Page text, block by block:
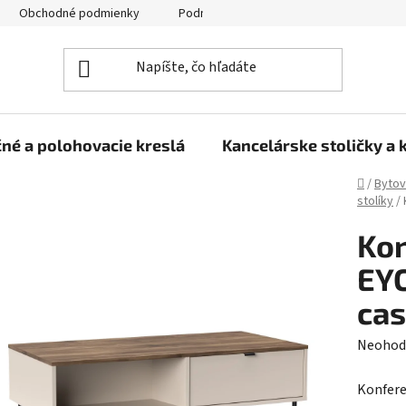
Obchodné podmienky Podmienky ochrany osobných údajov
a polohovacie kreslá Kancelárske stoličky a
Domov
/
stolíky/